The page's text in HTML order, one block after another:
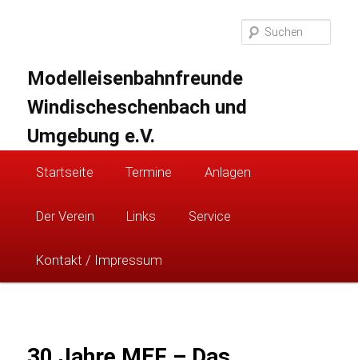
Modelleisenbahnfreunde
Windischeschenbach und
Umgebung e.V.
Startseite Termine Anlagen
Der Verein Links Service
Kontakt / Impressum